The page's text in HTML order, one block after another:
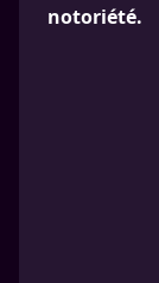
notoriété.